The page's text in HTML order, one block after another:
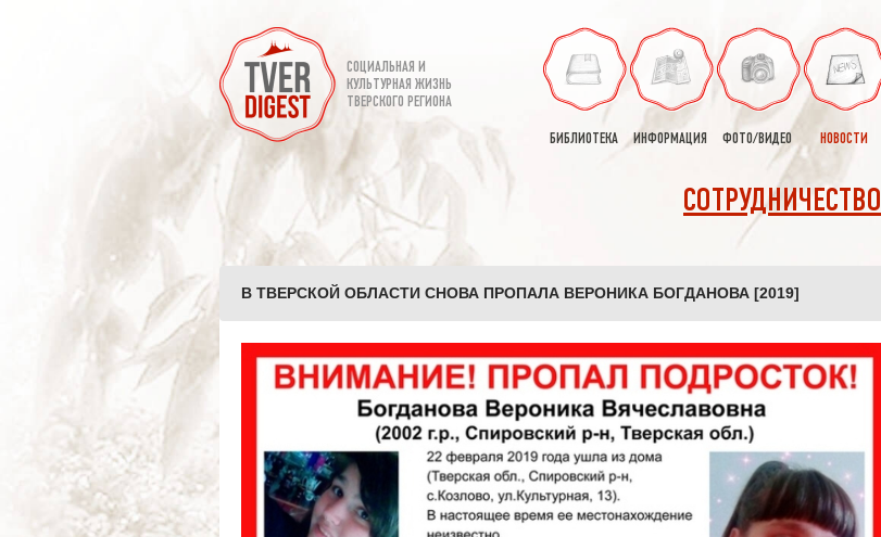
СОЦИАЛЬНАЯ И
КУЛЬТУРНАЯ ЖИЗНЬ
ТВЕРСКОГО РЕГИОНА
БИБЛИОТЕКА ИНФОРМАЦИЯ ФОТО/ВИДЕО НОВОСТИ
СОТРУДНИЧЕСТВО
В ТВЕРСКОЙ ОБЛАСТИ СНОВА ПРОПАЛА ВЕРОНИКА БОГДАНОВА [2019]